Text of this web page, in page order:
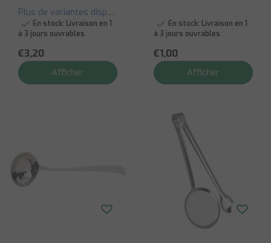
Plus de variantes disponibles
En stock: Livraison en 1
à 3 jours ouvrables
€3,20
Afficher
En stock: Livraison en 1
à 3 jours ouvrables
€1,00
Afficher